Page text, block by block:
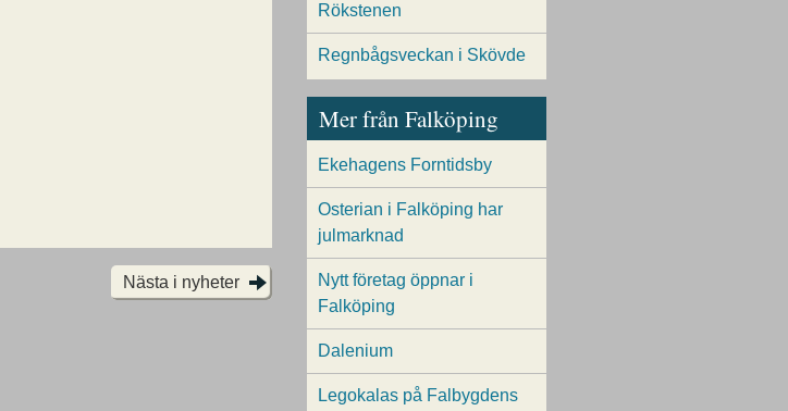
Nästa i nyheter
Rökstenen
Regnbågsveckan i Skövde
Mer från Falköping
Ekehagens Forntidsby
Osterian i Falköping har
julmarknad
Nytt företag öppnar i
Falköping
Dalenium
Legokalas på Falbygdens